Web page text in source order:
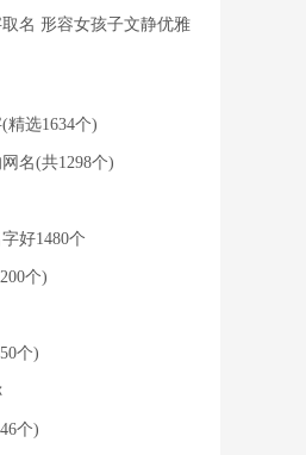
名 形容女孩子文静优雅
精选1634个)
名(共1298个)
好1480个
个)
个)
个)